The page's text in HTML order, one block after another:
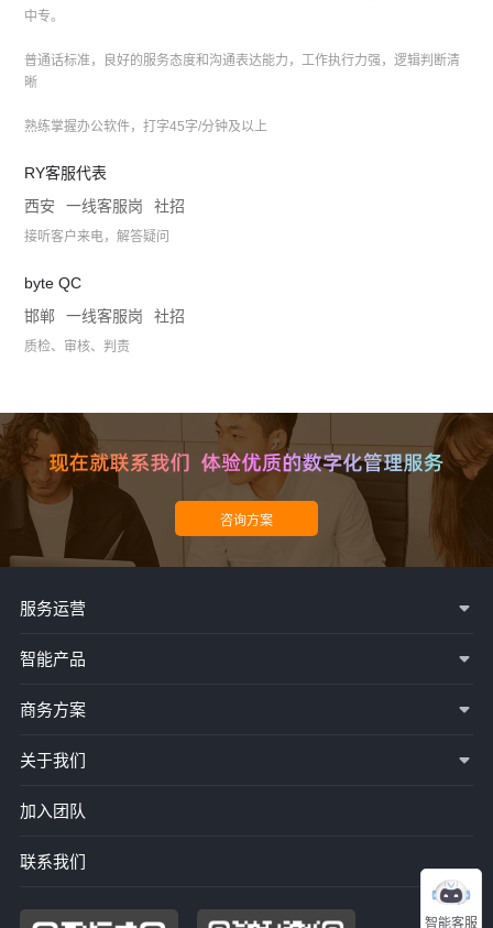
中专。
普通话标准，良好的服务态度和沟通表达能力，工作执行力强，逻辑判断清
晰
熟练掌握办公软件，打字45字/分钟及以上
RY客服代表
西安
一线客服岗 社招
接听客户来电，解答疑问
byte QC
邯郸
一线客服岗 社招
质检、审核、判责
智能客服
服务运营
智能产品
商务方案
关于我们
加入团队
联系我们